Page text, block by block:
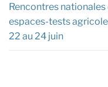
Rencontres nationales
espaces-tests
22 au 24 juin